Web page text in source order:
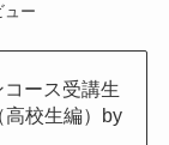
ュー
ース受講生
高校生編）by